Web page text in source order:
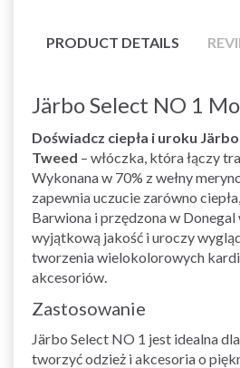
PRODUCT DETAILS
Järbo Select NO 1
Doświadcz ciepła i uroku
Tweed – włóczka, która łączy
Wykonana w 70% z wełny
zapewnia uczucie zarówno
Barwiona i przędzona w
wyjątkową jakość i uroczy
tworzenia wielokolorowych
akcesoriów.
Zastosowanie
Järbo Select NO 1 jest idealna
tworzyć odzież i akcesoria o